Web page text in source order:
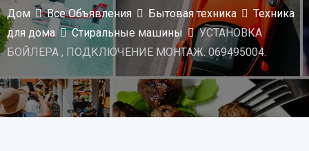
Дом Все Объявления Бытовая техника
Техника
для дома
Стиральные машины
УСТАНОВКА
БОЙЛЕРА , ПОДКЛЮЧЕНИЕ МОНТАЖ. 069495004.